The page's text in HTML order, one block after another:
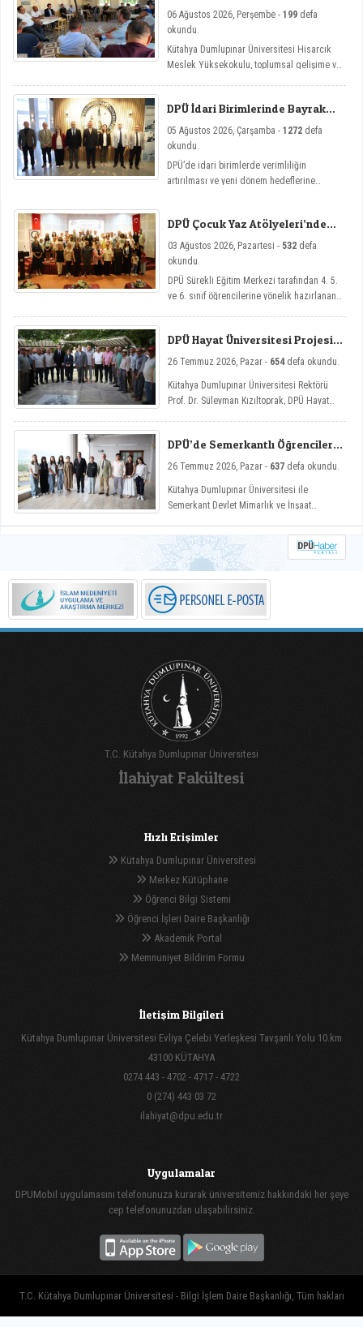
06 Ağustos 2026, Perşembe - 199 defa
okundu.
Kütahya Dumlupınar Üniversitesi Hisarcık
Meslek Yüksekokulu, toplumsal gelişime ve
Sohbetler etkinlik serisi kapsamında dört
önemli söyleşiye imza attı.
DPÜ İdari Birimlerinde Bayrak
05 Ağustos 2026, Çarşamba - 1272 defa
okundu.
DPÜ’de idari birimlerde verimliliğin
artırılması ve yeni dönem hedeflerine
DPÜ Çocuk Yaz Atölyeleri’nde
03 Ağustos 2026, Pazartesi - 532 defa
okundu.
DPÜ Sürekli Eğitim Merkezi tarafından 4. 5.
ve 6. sınıf öğrencilerine yönelik hazırlanan
değerlendirmelerini amaçlayan DPÜ Çocuk
Yaz Atölyeleri programı, düzenlenen açılış
DPÜ Hayat Üniversitesi Projesi
26 Temmuz 2026, Pazar - 654defa okundu.
Kütahya Dumlupınar Üniversitesi Rektörü
Prof. Dr. Süleyman Kızıltoprak, DPÜ Hayat
katılarak vatandaşlarla buluştu.
DPÜ’de Semerkantlı Öğrencilere
26 Temmuz 2026, Pazar - 637 defa okundu.
Kütahya Dumlupınar Üniversitesi ile
Semerkant Devlet Mimarlık ve İnşaat
geçirilen iş birliği kapsamında misafir
öğrenciler yaz okulunda ağırlanıyor.
T.C. Kütahya Dumlupınar Üniversitesi
İlahiyat Fakültesi
Hızlı Erişimler
Kütahya Dumlupınar Üniversitesi
Merkez Kütüphane
Öğrenci Bilgi Sistemi
Öğrenci İşleri Daire Başkanlığı
Akademik Portal
Memnuniyet Bildirim Formu
İletişim Bilgileri
Kütahya Dumlupınar Üniversitesi Evliya Çelebi Yerleşkesi Tavşanlı Yolu 10.km
43100 KÜTAHYA
0274 443 - 4702 - 4717 - 4722
0 (274) 443 03 72
ilahiyat@dpu.edu.tr
Uygulamalar
DPUMobil uygulamasını telefonunuza kurarak üniversitemiz hakkındaki her şeye
cep telefonunuzdan ulaşabilirsiniz.
T.C. Kütahya Dumlupınar Üniversitesi - Bilgi İşlem Daire Başkanlığı, Tüm hakları